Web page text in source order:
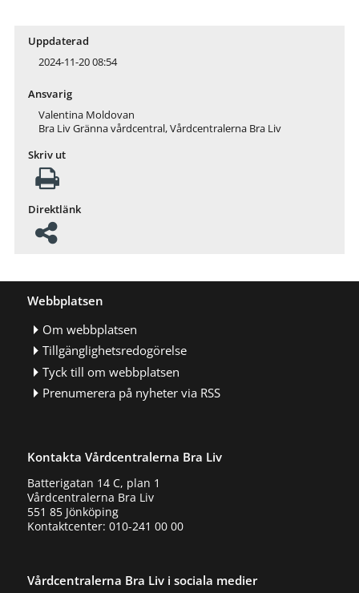
Uppdaterad
2024-11-20 08:54
Ansvarig
Valentina Moldovan
Bra Liv Gränna vårdcentral, Vårdcentralerna Bra Liv
Skriv ut
Direktlänk
Webbplatsen
Om webbplatsen
Tillgänglighetsredogörelse
Tyck till om webbplatsen
Prenumerera på nyheter via RSS
Kontakta Vårdcentralerna Bra Liv
Batterigatan 14 C, plan 1
Vårdcentralerna Bra Liv
551 85 Jönköping
Kontaktcenter: 010-241 00 00
Vårdcentralerna Bra Liv i sociala medier